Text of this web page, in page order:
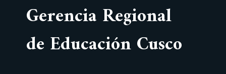
Gerencia Regional
de Educación Cusco